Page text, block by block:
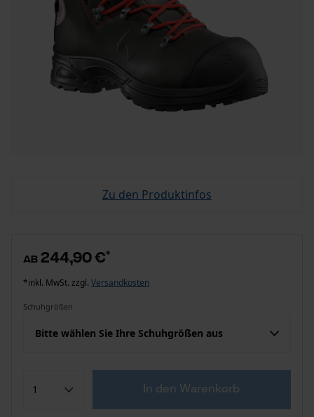
Zu den Produktinfos
ab 244,90 €*
*inkl. MwSt. zzgl. Versandkosten
Schuhgrößen
Bitte wählen Sie Ihre Schuhgrößen aus
In den Warenkorb